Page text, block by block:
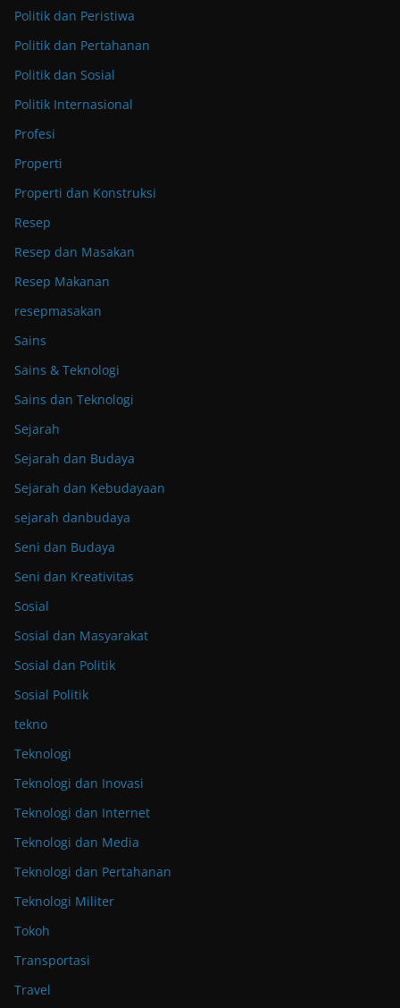
Politik dan Peristiwa
Politik dan Pertahanan
Politik dan Sosial
Politik Internasional
Profesi
Properti
Properti dan Konstruksi
Resep
Resep dan Masakan
Resep Makanan
resepmasakan
Sains
Sains & Teknologi
Sains dan Teknologi
Sejarah
Sejarah dan Budaya
Sejarah dan Kebudayaan
sejarah danbudaya
Seni dan Budaya
Seni dan Kreativitas
Sosial
Sosial dan Masyarakat
Sosial dan Politik
Sosial Politik
tekno
Teknologi
Teknologi dan Inovasi
Teknologi dan Internet
Teknologi dan Media
Teknologi dan Pertahanan
Teknologi Militer
Tokoh
Transportasi
Travel